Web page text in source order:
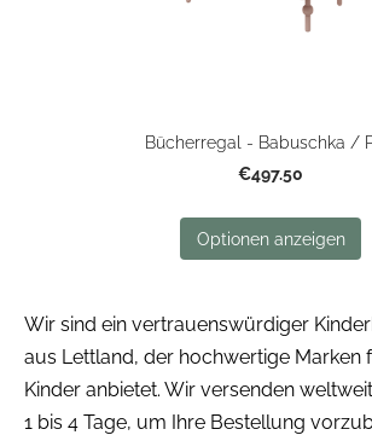
Wir sind ein vertrauenswürdiger
aus Lettland, der hochwertige Marken
Kinder anbietet. Wir versenden
1 bis 4 Tage, um Ihre Bestellung
Bücherregal - Babuschka /
€497.50
Optionen anzeigen